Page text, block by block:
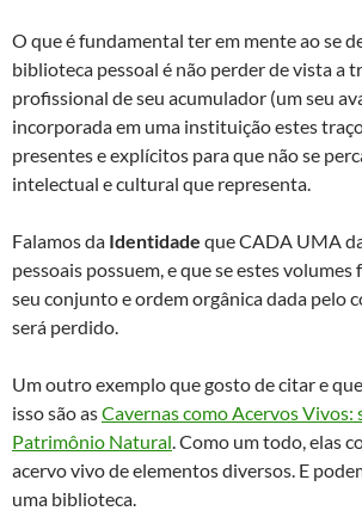
O que é fundamental ter em mente ao se
biblioteca pessoal é não perder de vista a
profissional de seu acumulador (um seu
incorporada em uma instituição estes
presentes e explícitos para que não se
intelectual e cultural que representa.
Falamos da Identidade que CADA UMA
pessoais possuem, e que se estes
seu conjunto e ordem orgânica dada pelo
será perdido.
Um outro exemplo que gosto de citar e
isso são asCavernas como Acervos Vivos:
Patrimônio Natural . Como um todo, elas
acervo vivo de elementos diversos. E
uma biblioteca.